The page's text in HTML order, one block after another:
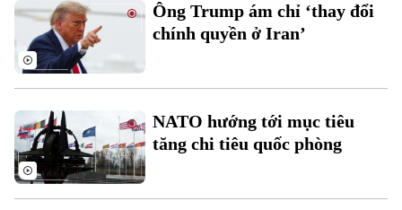
Âm nhạc
Ông Trump ám chỉ ‘thay đổi
chính quyền ở Iran’
NATO hướng tới mục tiêu
tăng chi tiêu quốc phòng